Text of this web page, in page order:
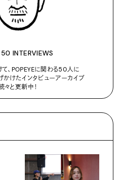
INTERVIEWS
、POPEYEに関わる50人に
けたインタビューアーカイブ
々と更新中！